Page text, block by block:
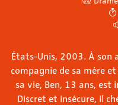
États-Unis, 2003. À son
compagnie de sa mère
sa vie, Ben, 13 ans,
Discret et insécure, il